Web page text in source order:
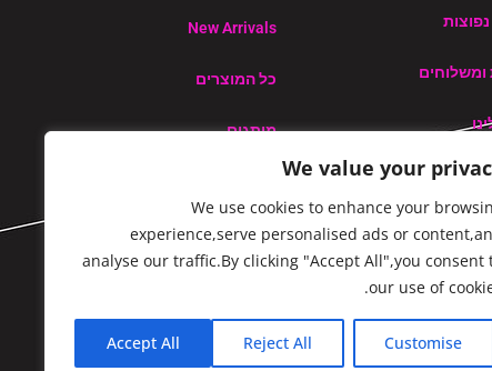
We value your
We use cookies to enhance your
experience,serve personalised ads or
analyse our traffic.By clicking "Accept All",you consent
our use of
Customise
Reject All
Accept All
ומשלוחים
החזרים כספיים והחזרות
New Arrivals
כל המוצרים
מותגים